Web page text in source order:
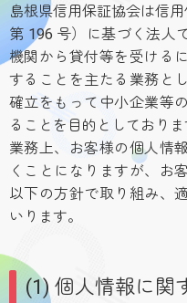
島根県信用保証協会は信
第 196 号）に基づく法人
機関から貸付等を受ける
することを主たる業務と
確立をもって中小企業等
ることを目的としておりま
業務上、お客様の個人情
くことになりますが、お
以下の方針で取り組み、
いります。
(1) 個人情報に関